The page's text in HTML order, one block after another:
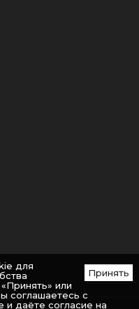
Принять
для
или
соглашаетесь с
и даёте согласие на